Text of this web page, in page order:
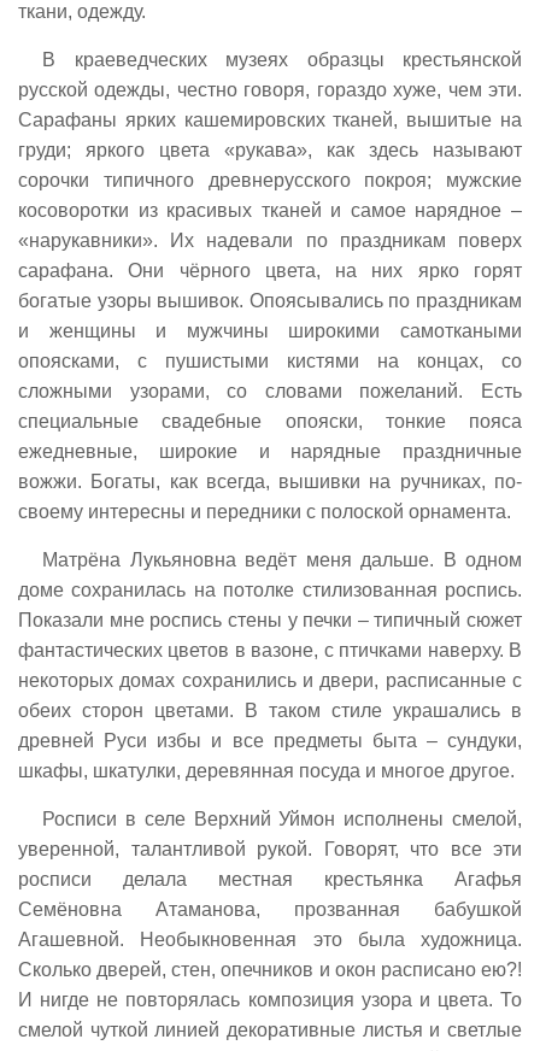
ткани, одежду.
В краеведческих музеях образцы крестьянской
русской одежды, честно говоря, гораздо хуже, чем эти.
Сарафаны ярких кашемировских тканей, вышитые на
груди; яркого цвета «рукава», как здесь называют
сорочки типичного древнерусского покроя; мужские
косоворотки из красивых тканей и самое нарядное –
«нарукавники». Их надевали по праздникам поверх
сарафана. Они чёрного цвета, на них ярко горят
богатые узоры вышивок. Опоясывались по праздникам
и женщины и мужчины широкими самоткаными
опоясками, с пушистыми кистями на концах, со
сложными узорами, со словами пожеланий. Есть
специальные свадебные опояски, тонкие пояса
ежедневные, широкие и нарядные праздничные
вожжи. Богаты, как всегда, вышивки на ручникaх, по-
своему интересны и передники с полоской орнамента.
Матрёна Лукьяновна ведёт меня дальше. В одном
доме сохранилась на потолке стилизованная роспись.
Показали мне роспись стены у печки – типичный сюжет
фантастических цветов в вазоне, с птичками наверху. В
некоторых домах сохранились и двери, расписанные с
обеих сторон цветами. В таком стиле украшались в
древней Руси избы и все предметы быта – сундуки,
шкафы, шкатулки, деревянная посуда и многое другое.
Росписи в селе Верхний Уймон исполнены смелой,
уверенной, талантливой рукой. Говорят, что все эти
росписи делала местная крестьянка Агафья
Семёновна Атаманова, прозванная бабушкой
Агашевной. Необыкновенная это была художница.
Сколько дверей, стен, опечников и окон расписано ею?!
И нигде не повторялась композиция узора и цвета. То
смелой чуткой линией декоративные листья и светлые